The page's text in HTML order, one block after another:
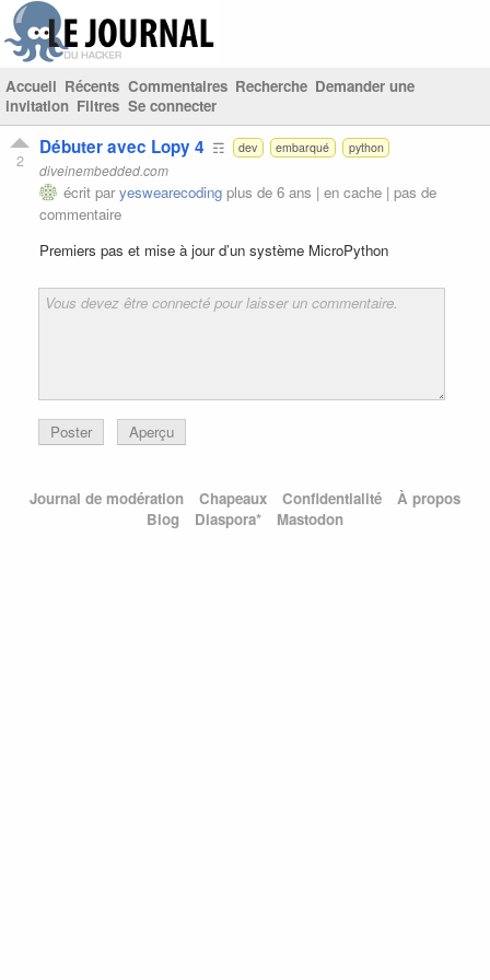
Accueil Récents Commentaires Recherche Demander une
invitation Filtres Se connecter
2
Débuter avec Lopy 4 ☶ dev embarqué python
diveinembedded.com
écrit paryeswearecoding plus de 6 ans | en cache | pas de
commentaire
Premiers pas et mise à jour d’un système MicroPython
Poster Aperçu
Journal de modération Chapeaux Confidentialité
À propos
Blog
Diaspora* Mastodon